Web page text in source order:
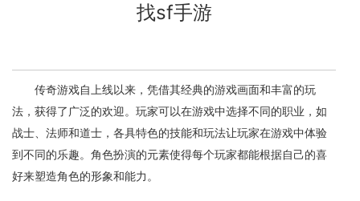
找sf手游
传奇游戏自上线以来，凭借其经典的游戏画面和丰富的玩
法，获得了广泛的欢迎。玩家可以在游戏中选择不同的职业，如
战士、法师和道士，各具特色的技能和玩法让玩家在游戏中体验
到不同的乐趣。角色扮演的元素使得每个玩家都能根据自己的喜
好来塑造角色的形象和能力。